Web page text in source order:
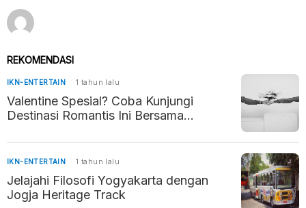
REKOMENDASI
IKN-ENTERTAIN 1 tahun lalu
Valentine Spesial? Coba Kunjungi
Destinasi Romantis Ini Bersama
IKN-ENTERTAIN 1 tahun lalu
Jelajahi Filosofi Yogyakarta dengan
Jogja Heritage Track